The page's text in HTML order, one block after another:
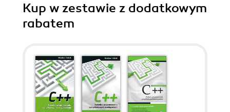
Kup w zestawie z dodatkowym
rabatem